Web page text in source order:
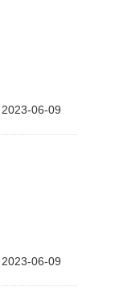
2023-06-09
2023-06-09